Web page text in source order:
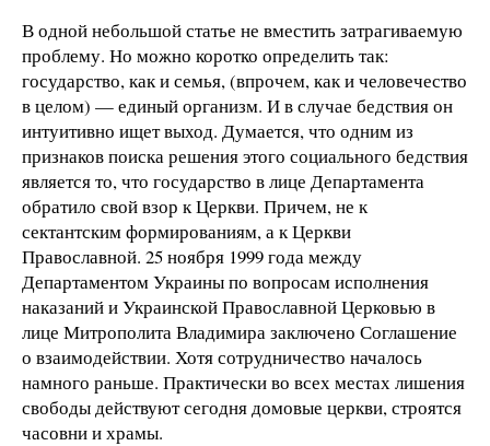
В одной небольшой статье не вместить затрагиваемую
проблему. Но можно коротко определить так:
государство, как и семья, (впрочем, как и человечество
в целом) — единый организм. И в случае бедствия он
интуитивно ищет выход. Думается, что одним из
признаков поиска решения этого социального бедствия
является то, что государство в лице Департамента
обратило свой взор к Церкви. Причем, не к
сектантским формированиям, а к Церкви
Православной. 25 ноября 1999 года между
Департаментом Украины по вопросам исполнения
наказаний и Украинской Православной Церковью в
лице Митрополита Владимира заключено Соглашение
о взаимодействии. Хотя сотрудничество началось
намного раньше. Практически во всех местах лишения
свободы действуют сегодня домовые церкви, строятся
часовни и храмы.